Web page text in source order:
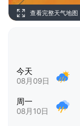
查看完整天气地图
今天
08月09日
周一
08月10日